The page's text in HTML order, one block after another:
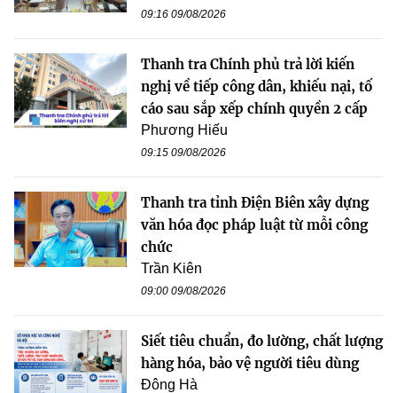
09:16 09/08/2026
Thanh tra Chính phủ trả lời kiến
nghị về tiếp công dân, khiếu nại, tố
cáo sau sắp xếp chính quyền 2 cấp
Phương Hiếu
09:15 09/08/2026
Thanh tra tỉnh Điện Biên xây dựng
văn hóa đọc pháp luật từ mỗi công
chức
Trần Kiên
09:00 09/08/2026
Siết tiêu chuẩn, đo lường, chất lượng
hàng hóa, bảo vệ người tiêu dùng
Đông Hà